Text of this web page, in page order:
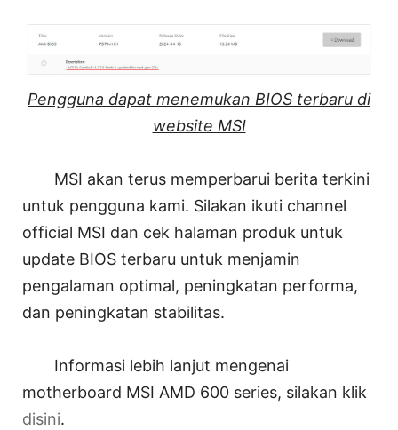
Pengguna dapat menemukan BIOS terbaru di
website MSI
MSI akan terus memperbarui berita terkini
untuk pengguna kami. Silakan ikuti channel
official MSI dan cek halaman produk untuk
update BIOS terbaru untuk menjamin
pengalaman optimal, peningkatan performa,
dan peningkatan stabilitas.
Informasi lebih lanjut mengenai
motherboard MSI AMD 600 series, silakan klik
disini.